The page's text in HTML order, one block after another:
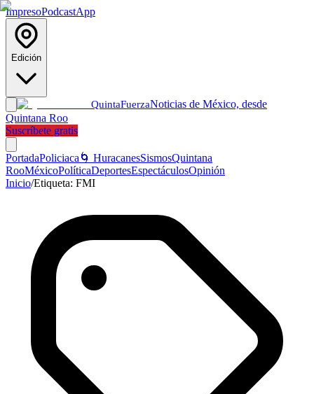
ImpresoPodcastApp
Edición
QuintaFuerzaNoticias de México, desde
Quintana Roo
Suscríbete gratis
PortadaPoliciaca 🌀 HuracanesSismosQuintana
RooMéxicoPolíticaDeportesEspectáculosOpinión
Inicio/Etiqueta: FMI